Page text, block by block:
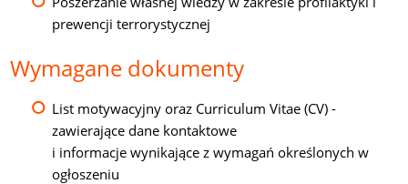
prewencji terrorystycznej
Wymagane dokumenty
List motywacyjny oraz Curriculum Vitae (CV) -
zawierające dane kontaktowe
i informacje wynikające z wymagań określonych w
ogłoszeniu